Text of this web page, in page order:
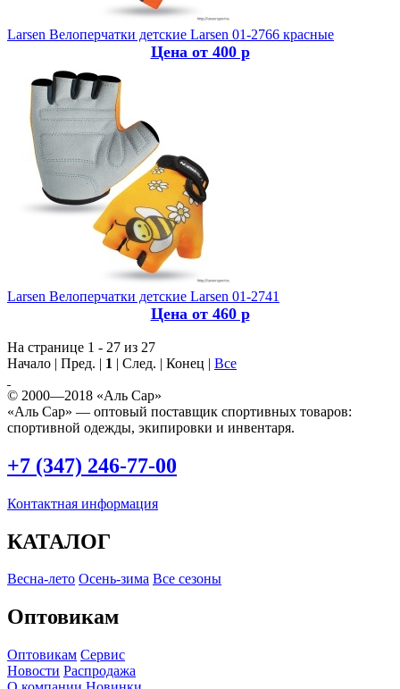
Larsen Велоперчатки детские Larsen 01-2766 красные
Цена от 400 р
Larsen Велоперчатки детские Larsen 01-2741
Цена от 460 р
На странице 1 - 27 из 27
Начало | Пред. | 1 | След. | Конец | Все
© 2000—2018 «Аль Сар»
«Аль Сар» — оптовый поставщик спортивных товаров:
спортивной одежды, экипировки и инвентаря.
+7 (347) 246-77-00
Контактная информация
КАТАЛОГ
Весна-лето Осень-зима Все сезоны
Оптовикам
Оптовикам Сервис
Новости Распродажа